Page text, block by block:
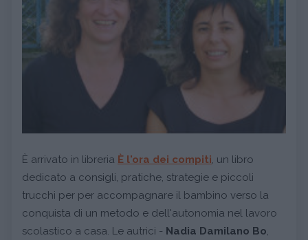
È arrivato in libreria È l'ora dei compiti, un libro
dedicato a consigli, pratiche, strategie e piccoli
trucchi per per accompagnare il bambino verso la
conquista di un metodo e dell'autonomia nel lavoro
scolastico a casa. Le autrici - Nadia Damilano Bo,